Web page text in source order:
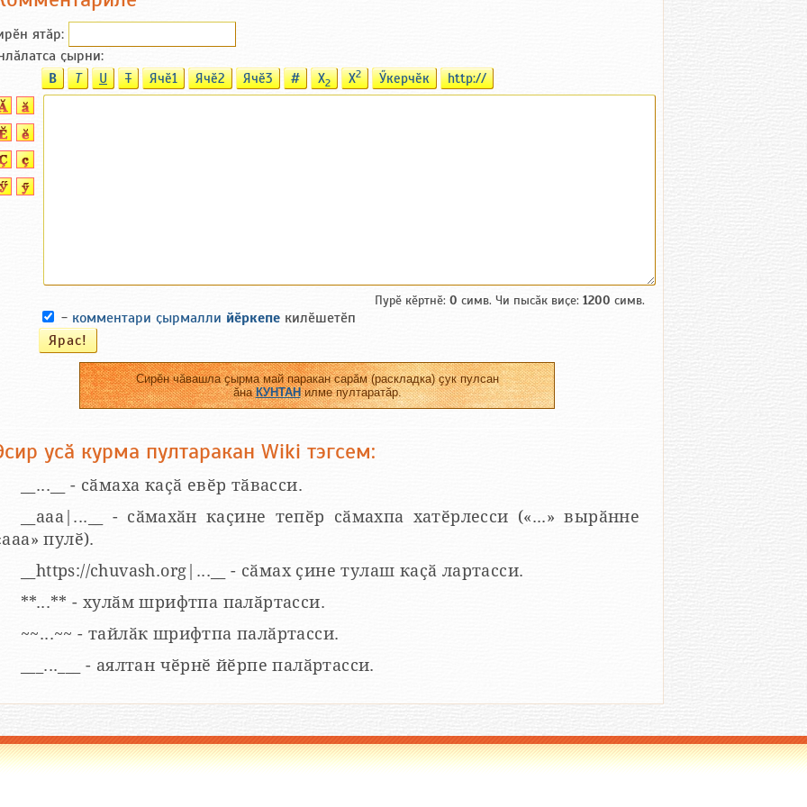
ятӑp:
ҫырни:
B T U T Ячӗ1 Ячӗ2 Ячӗ3 # X2 X2 Ӳкерчӗк http://
Пурӗ кӗртнӗ: 0 симв. Чи пысӑк виҫе: 1200 симв.
- комментари ҫырмалли йӗркепе килӗшетӗп
Сирӗн чӑвашла ҫырма май паракан сарӑм (раскладка) ҫук пулсан
ӑнаКУНТАНилме пултаратӑр.
усӑ курма пултаракан Wiki тэгсем:
__...__ - сӑмаха каҫӑ евӗр тӑвасси.
__aaa|...__ - сӑмахӑн каҫине тепӗр сӑмахпа хатӗрлесси («...» вырӑнне
пулӗ).
__https://chuvash.org|...__ - сӑмах ҫине тулаш каҫӑ лартасси.
**...** - хулӑм шрифтпа палӑртасси.
~~...~~ - тайлӑк шрифтпа палӑртасси.
___...___ - аялтан чӗрнӗ йӗрпе палӑртасси.